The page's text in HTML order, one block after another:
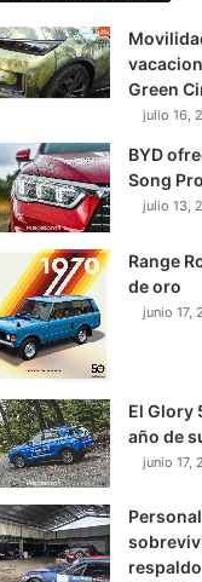
Green
julio 16,
BYD
Song Pro
julio 13,
Range
de oro
junio 17,
El Glory
año de
junio 17,